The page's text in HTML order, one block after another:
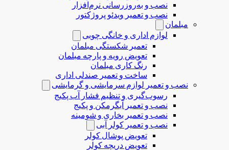
نصب و به‌روزرسانی نرم‌افزار
نصب و تعمیر ویدئو پروژکتور
مبلمان
لوازم اداری و خانگی چوبی
تعمیر شکستگی مبلمان
تعویض رویه و پارچه مبلمان
رنگ کاری مبلمان
ساخت و تعمیر صندلی اداری
نصب و تعمیر لوازم سرمایشی و گرمایشی
رسوب‌گیری و تنظیم فشار آب پکیج
نصب و تعمیر آبگرمکن و پکیج
نصب و تعمیر بخاری و شومینه
نصب و تعمیر کولر آبی
تعویض پوشال کولر
تعویض دریچه کولر